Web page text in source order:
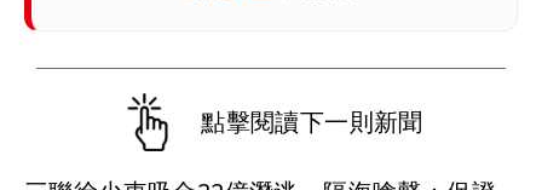
點擊閱讀下一則新聞